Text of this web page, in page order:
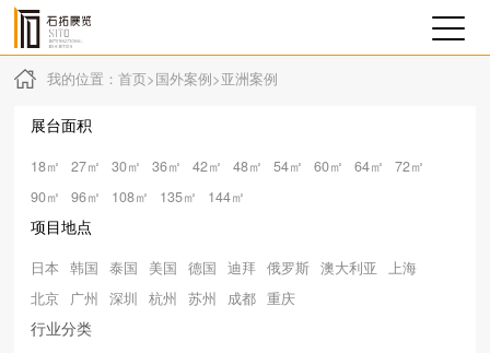
我的位置： 首页>国外案例>亚洲案例
展台面积
18㎡ 27㎡ 30㎡ 36㎡ 42㎡ 48㎡ 54㎡ 60㎡ 64㎡
72㎡
90㎡
96㎡ 108㎡ 135㎡ 144㎡
项目地点
日本 韩国 泰国 美国 德国 迪拜 俄罗斯 澳大利亚
上海
北京
广州 深圳 杭州 苏州 成都 重庆
行业分类